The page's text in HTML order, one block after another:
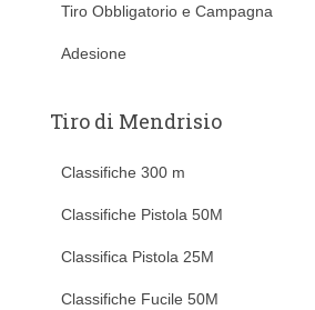
Tiro Obbligatorio e Campagna
Adesione
Tiro di Mendrisio
Classifiche 300 m
Classifiche Pistola 50M
Classifica Pistola 25M
Classifiche Fucile 50M